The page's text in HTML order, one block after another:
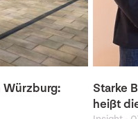
Würzburg:
Starke
heißt